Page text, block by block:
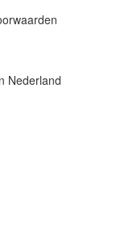
Nederland